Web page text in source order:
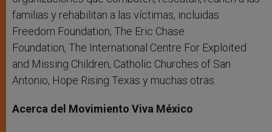
familias y rehabilitan a las víctimas, incluidas
Freedom Foundation, The Eric Chase
Foundation, The International Centre For Exploited
and Missing Children, Catholic Churches of San
Antonio, Hope Rising Texas y muchas otras.
Acerca del Movimiento Viva México